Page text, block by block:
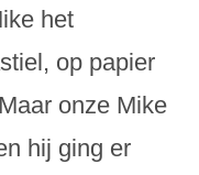
het
op papier
onze Mike
hij ging er